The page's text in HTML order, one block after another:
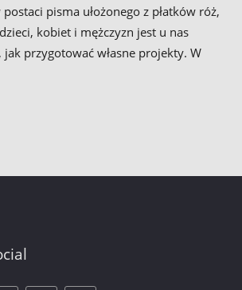
pisma ułożonego z płatków róż,
kobiet i mężczyzn jest u nas
przygotować własne projekty. W